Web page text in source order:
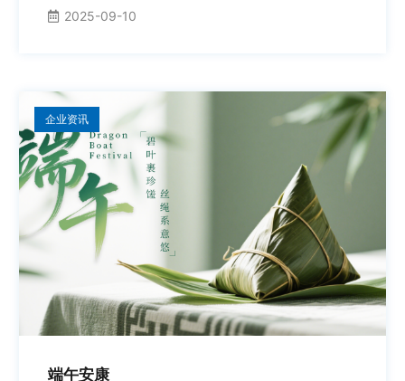
2025-09-10
企业资讯
端午安康